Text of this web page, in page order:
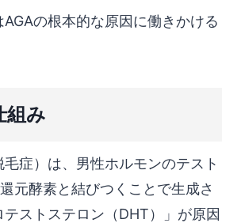
の根本的な原因に働きかける
組み
毛症）は、男性ホルモンのテスト
元酵素と結びつくことで生成さ
ストステロン（DHT）」が原因